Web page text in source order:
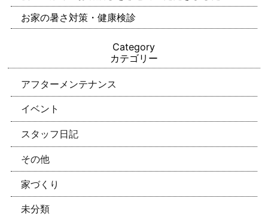
お家の暑さ対策・健康検診
Category
カテゴリー
アフターメンテナンス
イベント
スタッフ日記
その他
家づくり
未分類